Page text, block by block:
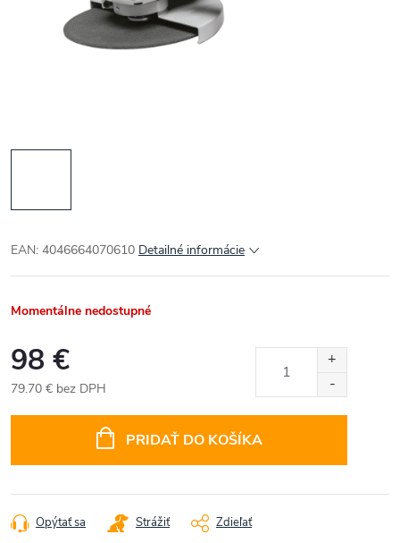
EAN: 4046664070610 Detailné informácie
Momentálne nedostupné
98 €
79.70 € bez DPH
PRIDAŤ DO KOŠÍKA
Opýtať sa Strážiť Zdieľať